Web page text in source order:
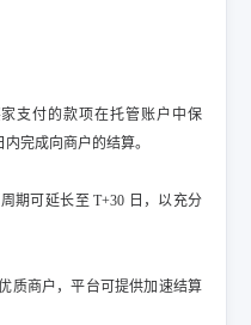
支付的款项在托管账户中保
完成向商户的结算。
期可延长至 T+30 日，以充分
质商户，平台可提供加速结算